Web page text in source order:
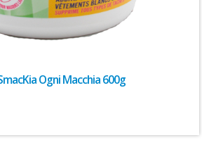
Ogni Macchia 600g